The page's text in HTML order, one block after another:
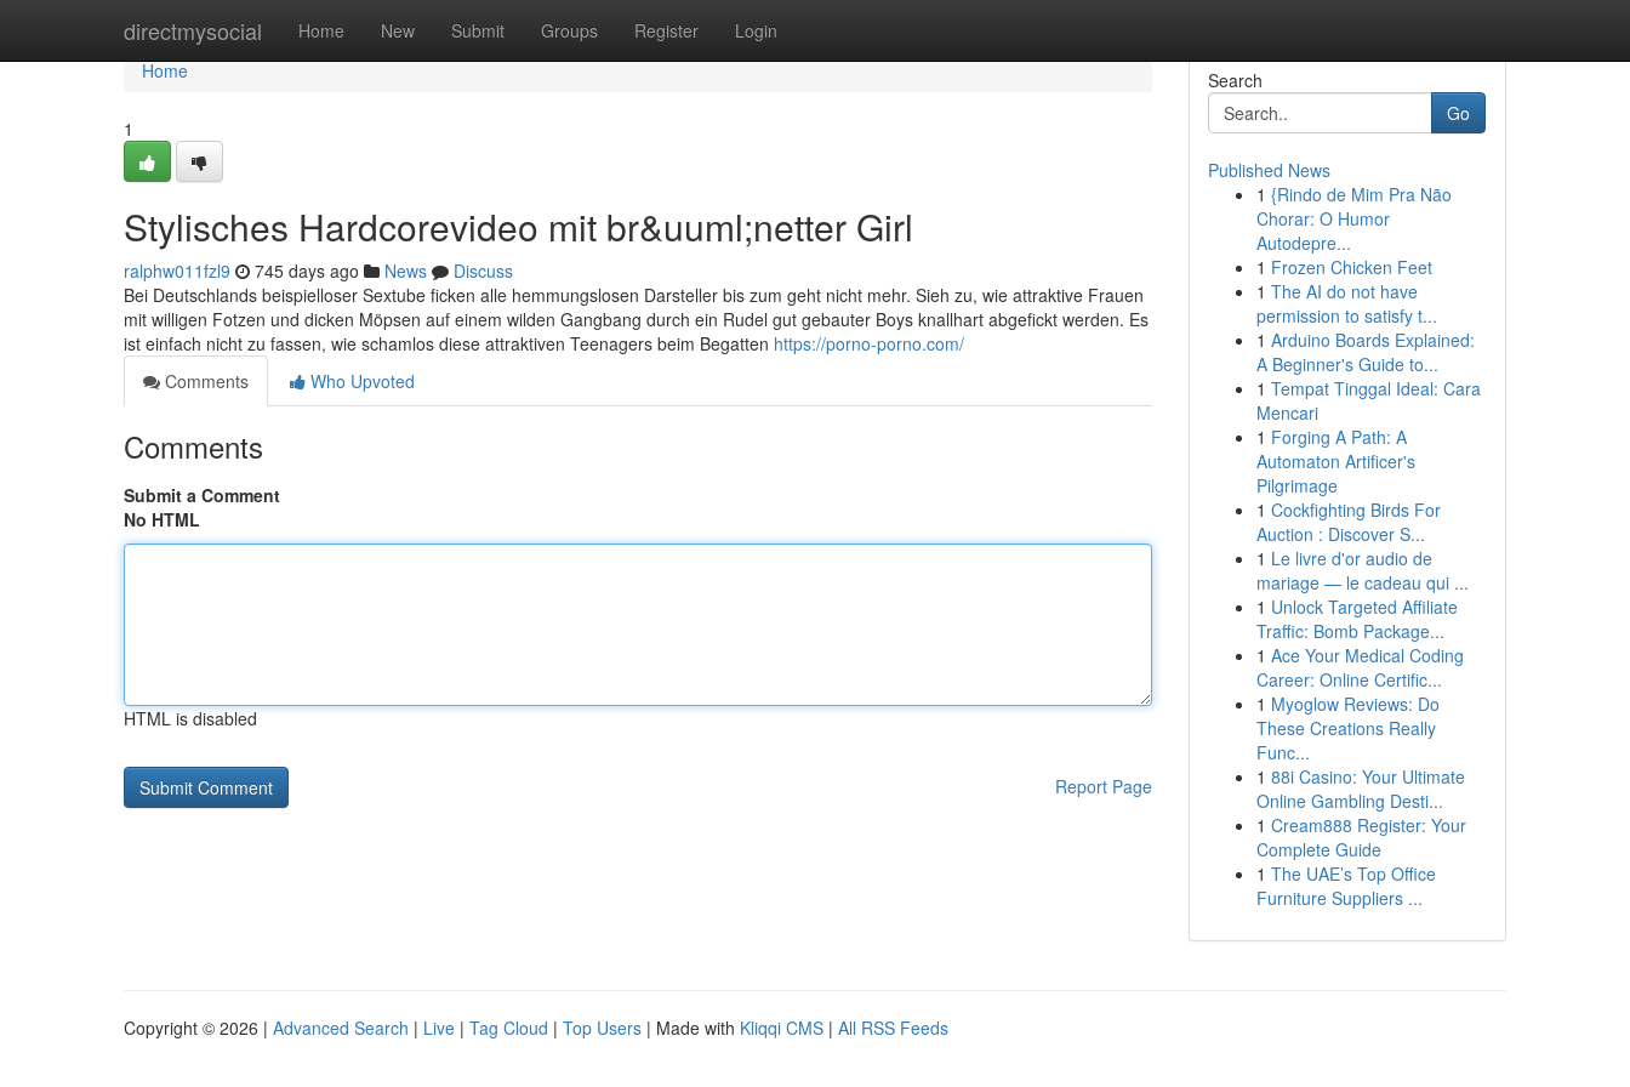
directmysocial Home New Submit Groups Register Login
Home
Home
1
Stylisches Hardcorevideo mit br&uuml;netter Girl
ralphw011fzl9 745 days ago News
Discuss
Bei Deutschlands beispielloser Sextube ficken alle hemmungslosen Darsteller bis zum geht nicht mehr. Sieh zu, wie attraktive Frauen
mit willigen Fotzen und dicken Möpsen auf einem wilden Gangbang durch ein Rudel gut gebauter Boys knallhart abgefickt werden. Es
ist einfach nicht zu fassen, wie schamlos diese attraktiven Teenagers beim Begatten https://porno-porno.com/
Comments
Who Upvoted
Comments
Submit a Comment
No HTML
HTML is disabled
Report Page
Search
Go
Published News
1 {Rindo de Mim Pra Não
Chorar: O Humor
Autodepre...
1 Frozen Chicken Feet
1 The AI do not have
permission to satisfy t...
1 Arduino Boards Explained:
A Beginner's Guide to...
1 Tempat Tinggal Ideal: Cara
Mencari
1 Forging A Path: A
Automaton Artificer's
Pilgrimage
1 Cockfighting Birds For
Auction : Discover S...
1 Le livre d'or audio de
mariage — le cadeau qui ...
1 Unlock Targeted Affiliate
Traffic: Bomb Package...
1 Ace Your Medical Coding
Career: Online Certific...
1 Myoglow Reviews: Do
These Creations Really
Func...
1 88i Casino: Your Ultimate
Online Gambling Desti...
1 Cream888 Register: Your
Complete Guide
1 The UAE’s Top Office
Furniture Suppliers ...
Copyright © 2026 | Advanced Search | Live | Tag Cloud | Top Users | Made with Kliqqi CMS | All RSS Feeds